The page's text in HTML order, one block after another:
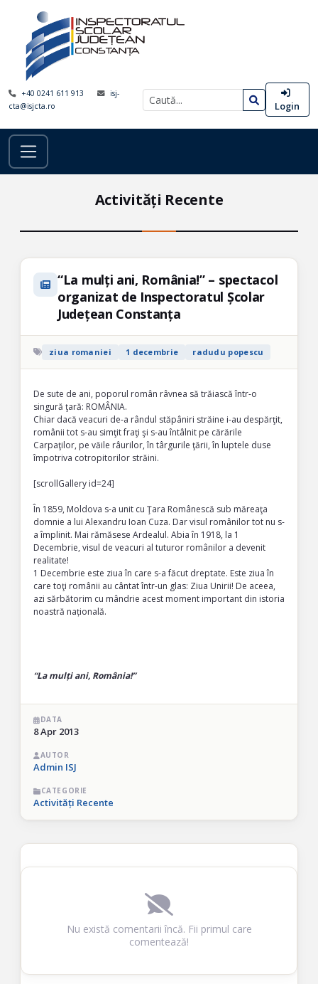
+40 0241 611 913
isj-
cta@isjcta.ro
Login
Activități Recente
“La mulți ani, România!” – spectacol
organizat de Inspectoratul Școlar
Județean Constanța
ziua romaniei 1 decembrie radudu popescu
De sute de ani, poporul român râvnea să trăiască într-o
singură ţară: ROMÂNIA.
Chiar dacă veacuri de-a rândul stăpâniri străine i-au despărţit,
românii tot s-au simţit fraţi şi s-au întâlnit pe cărările
Carpaţilor, pe văile râurilor, în târgurile ţării, în luptele duse
împotriva cotropitorilor străini.
[scrollGallery id=24]
În 1859, Moldova s-a unit cu Ţara Românescă sub măreaţa
domnie a lui Alexandru Ioan Cuza. Dar visul românilor tot nu s-
a împlinit. Mai rămăsese Ardealul. Abia în 1918, la 1
Decembrie, visul de veacuri al tuturor românilor a devenit
realitate!
1 Decembrie este ziua în care s-a făcut dreptate. Este ziua în
care toţi românii au cântat într-un glas: Ziua Unirii! De aceea,
azi sărbătorim cu mândrie acest moment important din istoria
noastră națională.
“La mulți ani, România!”
DATA
8 Apr 2013
AUTOR
Admin ISJ
CATEGORIE
Activități Recente
Nu există comentarii încă. Fii primul care
comentează!